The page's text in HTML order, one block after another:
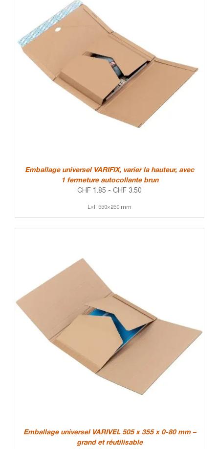
Emballage universel VARIFIX, varier la hauteur, avec
1 fermeture autocollante brun
CHF 1.85 - CHF 3.50
L×l: 550×250 mm
Emballage universel VARIVEL 505 x 355 x 0-80 mm –
grand et réutilisable